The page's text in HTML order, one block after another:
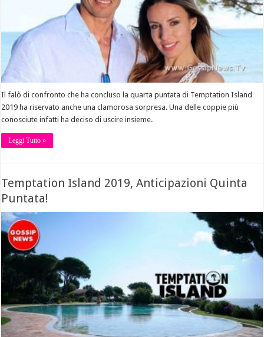
Il falò di confronto che ha concluso la quarta puntata di Temptation Island
2019 ha riservato anche una clamorosa sorpresa. Una delle coppie più
conosciute infatti ha deciso di uscire insieme.
Leggi Tutto »
Temptation Island 2019, Anticipazioni Quinta
Puntata!